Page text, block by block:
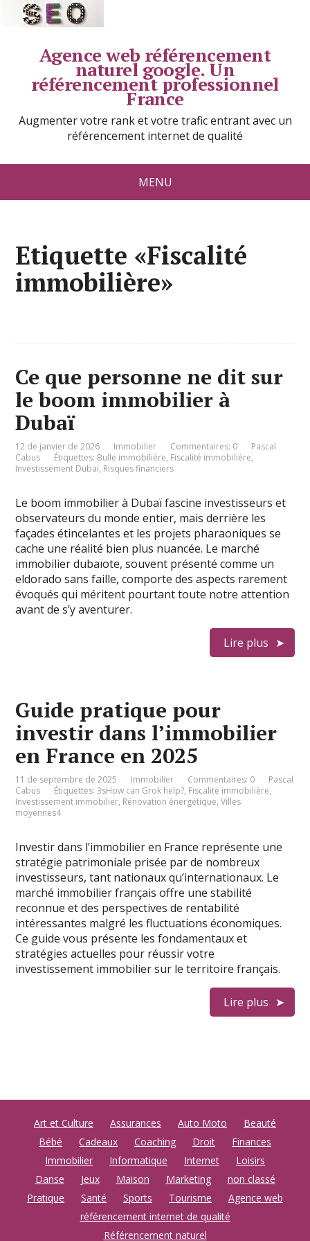
Agence web référencement
naturel google. Un
référencement professionnel
France
Augmenter votre rank et votre trafic entrant avec un
référencement internet de qualité
MENU
Etiquette «Fiscalité
immobilière»
Ce que personne ne dit sur
le boom immobilier à
Dubaï
12 de janvier de 2026 Immobilier Commentaires: 0
Pascal
Cabus
Étiquettes: Bulle immobilière, Fiscalité immobilière,
Investissement Dubaï, Risques financiers
Le boom immobilier à Dubaï fascine investisseurs et
observateurs du monde entier, mais derrière les
façades étincelantes et les projets pharaoniques se
cache une réalité bien plus nuancée. Le marché
immobilier dubaïote, souvent présenté comme un
eldorado sans faille, comporte des aspects rarement
évoqués qui méritent pourtant toute notre attention
avant de s’y aventurer.
Lire plus
Guide pratique pour
investir dans l’immobilier
en France en 2025
11 de septembre de 2025 Immobilier Commentaires: 0
Pascal
Cabus
Étiquettes:3sHow can Grok help?, Fiscalité immobilière,
Investissement immobilier, Rénovation énergétique,Villes
moyennes4
Investir dans l’immobilier en France représente une
stratégie patrimoniale prisée par de nombreux
investisseurs, tant nationaux qu’internationaux. Le
marché immobilier français offre une stabilité
reconnue et des perspectives de rentabilité
intéressantes malgré les fluctuations économiques.
Ce guide vous présente les fondamentaux et
stratégies actuelles pour réussir votre
investissement immobilier sur le territoire français.
Lire plus
Art et Culture Assurances Auto Moto
Beauté
Bébé
Cadeaux Coaching Droit
Finances
Immobilier
Informatique Internet
Loisirs
Danse
Jeux Maison Marketing
non classé
Pratique
Santé Sports Tourisme
Agence web
référencement internet de qualité
Référencement naturel